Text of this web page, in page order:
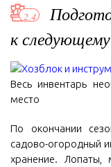
к
Весь инвентарь
место
По окончании
садово-огородный
хранение.